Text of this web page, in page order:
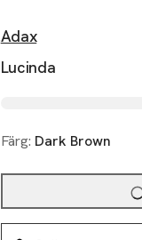
Adax
Lucinda
Färg: Dark Brown